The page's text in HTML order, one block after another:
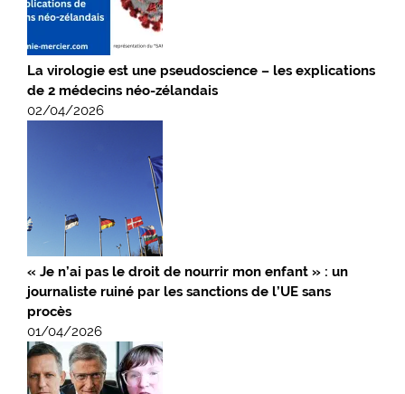
La virologie est une pseudoscience – les explications
de 2 médecins néo-zélandais
02/04/2026
« Je n’ai pas le droit de nourrir mon enfant » : un
journaliste ruiné par les sanctions de l’UE sans
procès
01/04/2026